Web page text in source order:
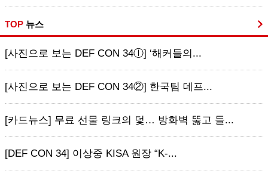
TOP 뉴스
[사진으로 보는 DEF CON 34ⓛ] ‘해커들의...
[사진으로 보는 DEF CON 34②] 한국팀 데프...
[카드뉴스] 무료 선물 링크의 덫… 방화벽 뚫고 들...
[DEF CON 34] 이상중 KISA 원장 “K-...